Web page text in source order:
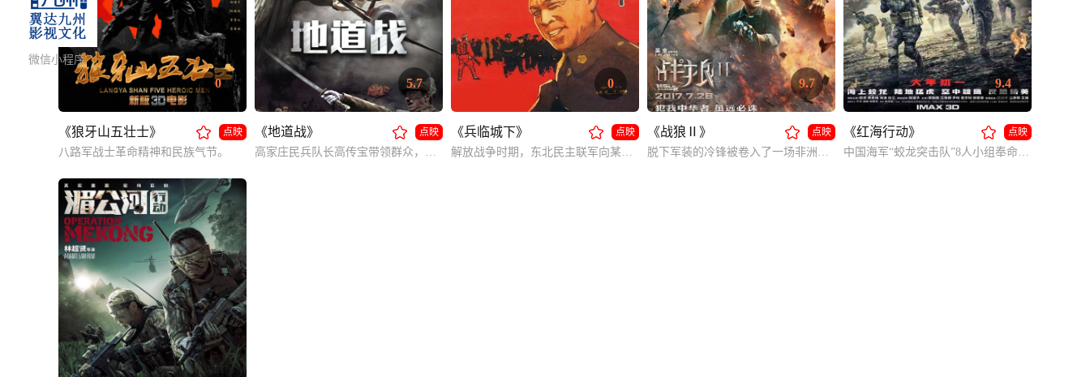
0
《狼牙山五壮士》
八路军战士革命精神和民族气节。
点映
5.7
《地道战》
高家庄民兵队长高传宝带领群众，在党的领导下深入日寇白区，机智勇敢地开展对敌斗争。
点映
0
《兵临城下》
解放战争时期，东北民主联军向某城国民党军发动强大攻势，从打入敌人内部，到最后瓦解敌军。
点映
9.7
《战狼Ⅱ》
脱下军装的冷锋被卷入了一场非洲国家的叛乱，本来能够安全撤离的他无法忘记军人的职责，重回战场展开救援。
点映
9.4
《红海行动》
中国海军“蛟龙突击队”8人小组奉命执行撤侨任务，突击队兵分两路进行救援，但不幸遭到伏击，人员伤亡；同时在粉碎叛军武装首领的惊天阴谋中惨胜。
点映
微信小程序